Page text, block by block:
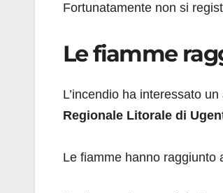
Fortunatamente non si
Le fiamme
L’incendio ha interessato
Regionale Litorale di
Le fiamme hanno raggiunto